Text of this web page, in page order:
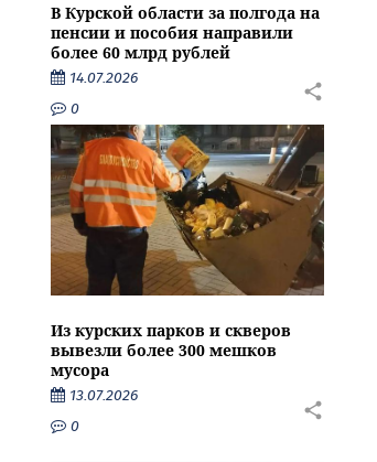
В Курской области за полгода на
пенсии и пособия направили
более 60 млрд рублей
14.07.2026
0
Из курских парков и скверов
вывезли более 300 мешков
мусора
13.07.2026
0